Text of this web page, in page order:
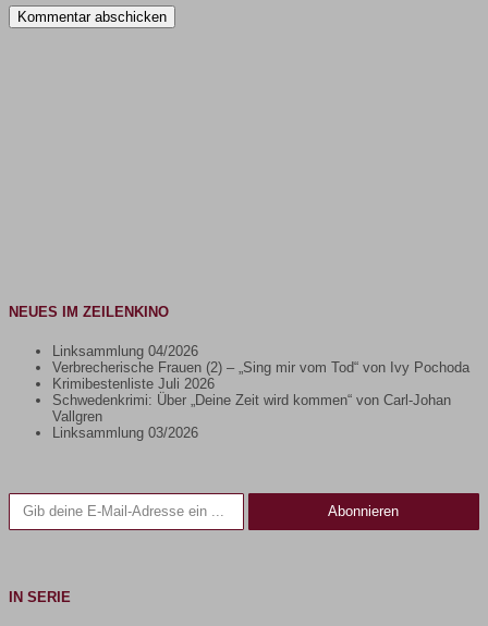
NEUES IM ZEILENKINO
Linksammlung 04/2026
Verbrecherische Frauen (2) – „Sing mir vom Tod“ von Ivy Pochoda
Krimibestenliste Juli 2026
Schwedenkrimi: Über „Deine Zeit wird kommen“ von Carl-Johan
Vallgren
Linksammlung 03/2026
Gib deine E-Mail-Adresse ein ...
Abonnieren
IN SERIE